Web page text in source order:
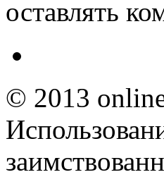
оставлять
© 2013